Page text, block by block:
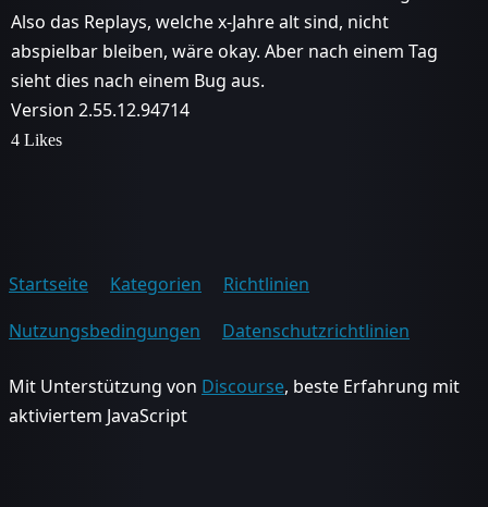
Also das Replays, welche x-Jahre alt sind, nicht
abspielbar bleiben, wäre okay. Aber nach einem Tag
sieht dies nach einem Bug aus.
Version 2.55.12.94714
4 Likes
Startseite Kategorien
Richtlinien
Nutzungsbedingungen
Datenschutzrichtlinien
Mit Unterstützung von Discourse, beste Erfahrung mit
aktiviertem JavaScript